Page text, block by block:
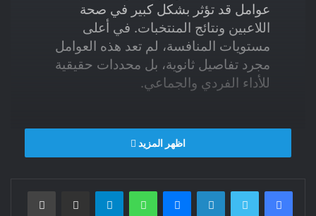
عوامل قد تؤثر بشكل كبير في صحة
اللاعبين ونتائج المنتخبات. في أعلى
مستويات المنافسة، لم تعد هذه العوامل
مجرد تفاصيل ثانوية، بل محددات حقيقية
للأداء الفردي والجماعي.
د الطيب حمضي. طبيب، باحث في السياسات والنظم الصحية.
خلال كأس العالم، يرى الجمهور المواجهات، التمريرات، الركض
اظهر المزيد
فيسبوك تويتر لينكدإن ماسنجر واتساب تيلقرام مشاركة عبر البريد طباعة